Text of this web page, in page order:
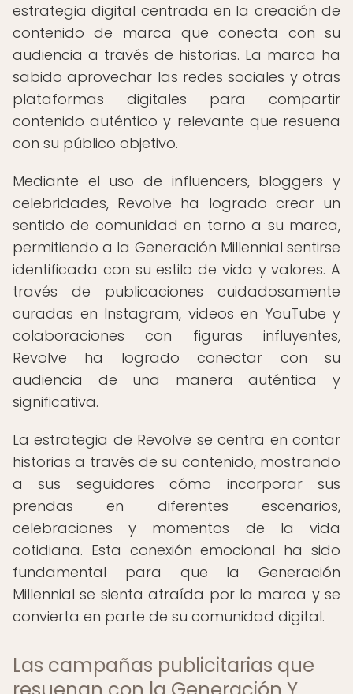
estrategia digital centrada en la creación de
contenido de marca que conecta con su
audiencia a través de historias. La marca ha
sabido aprovechar las redes sociales y otras
plataformas digitales para compartir
contenido auténtico y relevante que resuena
con su público objetivo.
Mediante el uso de influencers, bloggers y
celebridades, Revolve ha logrado crear un
sentido de comunidad en torno a su marca,
permitiendo a la Generación Millennial sentirse
identificada con su estilo de vida y valores. A
través de publicaciones cuidadosamente
curadas en Instagram, videos en YouTube y
colaboraciones con figuras influyentes,
Revolve ha logrado conectar con su
audiencia de una manera auténtica y
significativa.
La estrategia de Revolve se centra en contar
historias a través de su contenido, mostrando
a sus seguidores cómo incorporar sus
prendas en diferentes escenarios,
celebraciones y momentos de la vida
cotidiana. Esta conexión emocional ha sido
fundamental para que la Generación
Millennial se sienta atraída por la marca y se
convierta en parte de su comunidad digital.
Las campañas publicitarias que